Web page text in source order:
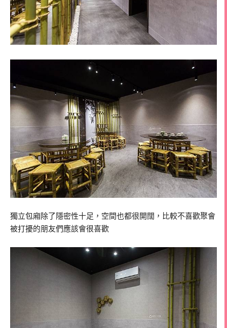
獨立包廂除了隱密性十足，空間也都很開闊，比較不喜歡聚會
被打擾的朋友們應該會很喜歡